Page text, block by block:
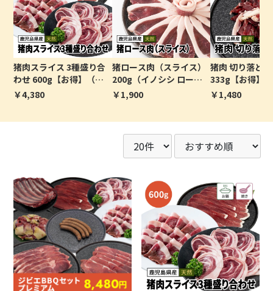
猪肉スライス 3種盛り合
わせ 600g【お得】（イ
ノシシ スライス）
￥4,380
猪ロース肉（スライス）
200g（イノシシ ロー
ス）
￥1,900
猪肉 切り落とし
333g【お得】
肉）
￥1,480